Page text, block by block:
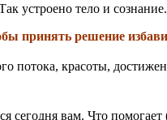
устроено тело и сознание.
принять решение
потока, красоты,
сегодня вам. Что